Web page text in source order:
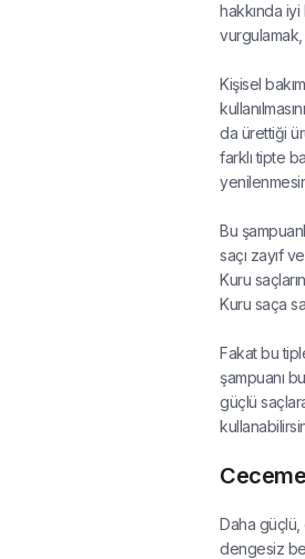
hakkında
vurgulamak,
Kişisel
da ürettiği
farklı tipte
Bu
saçı zayıf
Kuru
Kuru saça
Fakat bu
şampuanı
güçlü
Daha güçlü,
dengesiz